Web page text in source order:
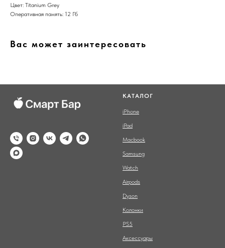
Цвет: Titanium Grey
Оперативная память: 12 Гб
Вас может заинтересовать
КАТАЛОГ
iPhone
iPad
Macbook
Samsung
Watch
Airpods
Dyson
Колонки
PS5
Аксессуары